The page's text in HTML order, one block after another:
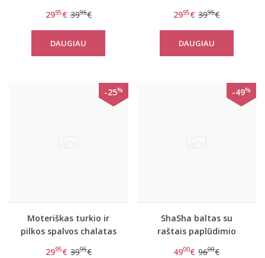
2995€ 3995€
DAUGIAU
2995€ 3995€
DAUGIAU
-25%
Moteriškas turkio ir
pilkos spalvos chalatas
2995€ 3995€
-49%
ShaSha baltas su
raštais paplūdimio
4900€ 9600€